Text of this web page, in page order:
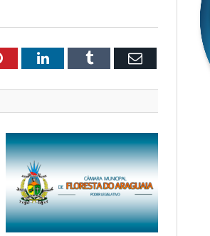
PinterestLinkedInTumblr Email